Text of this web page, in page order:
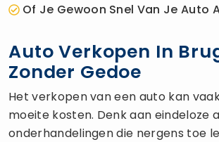
Of Je Gewoon Snel Van Je Auto
Auto Verkopen In
Zonder Gedoe
Het verkopen van een auto kan
moeite kosten. Denk aan eindeloze
onderhandelingen die nergens toe